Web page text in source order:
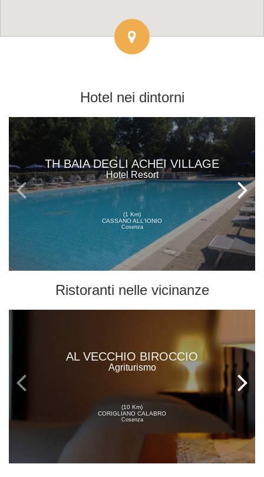
Hotel nei dintorni
TH BAIA DEGLI ACHEI VILLAGE
Hotel Resort
(1 Km)
CASSANO ALL'IONIO
Cosenza
Ristoranti nelle vicinanze
AL VECCHIO BIROCCIO
Agriturismo
(10 Km)
CORIGLIANO CALABRO
Cosenza